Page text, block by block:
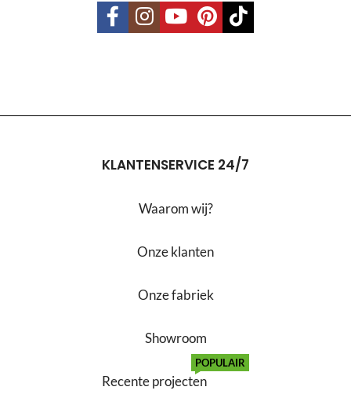
KLANTENSERVICE 24/7
Waarom wij?
Onze klanten
Onze fabriek
Showroom
Recente projecten
POPULAIR